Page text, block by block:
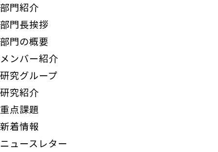
部門紹介
部門長挨拶
部門の概要
メンバー紹介
研究グループ
研究紹介
重点課題
新着情報
ニュースレター